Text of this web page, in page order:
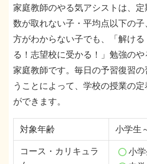
家庭教師のやる気アシストは、定
数が取れない子・平均点以下の子
方がわからない子でも、「解け
る！志望校に受かる！」勉強のや
家庭教師です。毎日の予習復習
うことによって、学校の授業の定
ができます。
対象年齢 小学生
コース・カリキュラ
小